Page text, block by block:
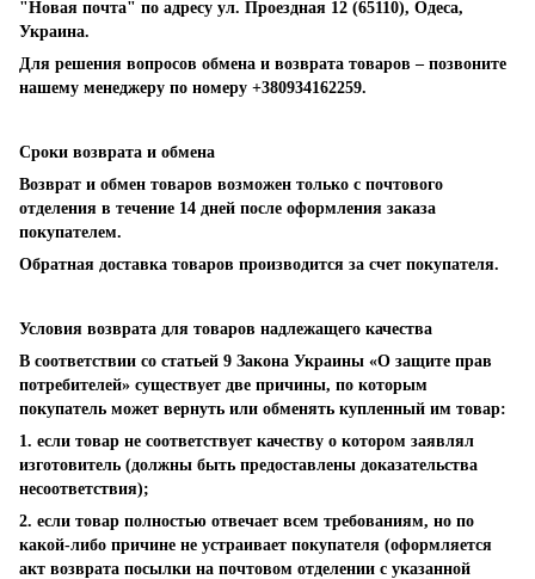
"Новая почта" по адресу ул. Проездная 12 (65110), Одеса,
Украина.
Для решения вопросов обмена и возврата товаров – позвоните
нашему менеджеру по номеру +380934162259.
Сроки возврата и обмена
Возврат и обмен товаров возможен только с почтового
отделения в течение 14 дней после оформления заказа
покупателем.
Обратная доставка товаров производится за счет покупателя.
Условия возврата для товаров надлежащего качества
В соответствии со статьей 9 Закона Украины «О защите прав
потребителей» существует две причины, по которым
покупатель может вернуть или обменять купленный им товар:
1. если товар не соответствует качеству о котором заявлял
изготовитель (должны быть предоставлены доказательства
несоответствия);
2. если товар полностью отвечает всем требованиям, но по
какой-либо причине не устраивает покупателя (оформляется
акт возврата посылки на почтовом отделении с указанной